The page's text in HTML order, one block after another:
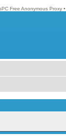
Free Anonymous Proxy •